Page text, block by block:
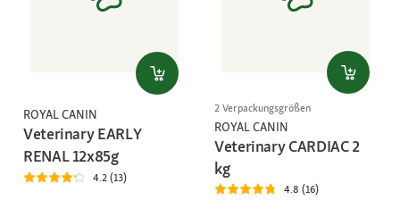
ROYAL CANIN
Veterinary EARLY
RENAL 12x85g
4.2 (13)
2 Verpackungsgrößen
ROYAL CANIN
Veterinary CARDIAC 2
kg
4.8 (16)